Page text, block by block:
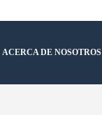
ACERCA DE NOSOTROS